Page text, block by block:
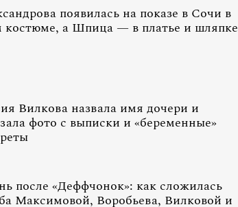
появилась на показе в Сочи в
костюме, а Шпица — в платье и шляпке
Вилкова назвала имя дочери и
фото с выписки и «беременные»
после «Деффчонок»: как сложилась
Максимовой, Воробьева, Вилковой и